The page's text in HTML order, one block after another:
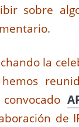
sobre
la
de